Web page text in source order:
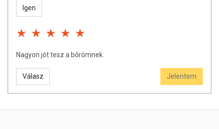
Igen
Nagyon jót tesz a bőrömnek.
Válasz Jelentem